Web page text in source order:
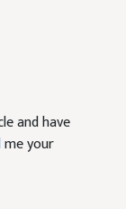
and have
me your